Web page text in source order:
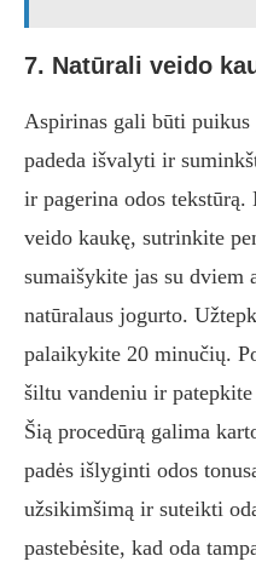
7. Natūrali veido
Aspirinas gali būti
padeda išvalyti ir
ir pagerina odos
veido kaukę, sutrinkite
sumaišykite jas su dviem
natūralaus jogurto.
palaikykite 20 minučių.
šiltu vandeniu ir
Šią procedūrą galima
padės išlyginti odos
užsikimšimą ir suteikti
pastebėsite, kad oda